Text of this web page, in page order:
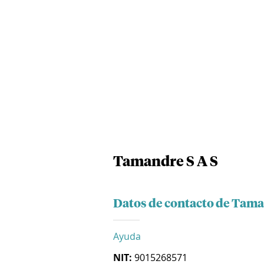
Tamandre S A S
Datos de contacto de
Ayuda
NIT: 9015268571